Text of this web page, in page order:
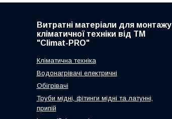
Витратні матеріали для монтажу
кліматичної техніки від ТМ
"Climat-PRO"
Кліматична техніка
Водонагрівачі електричні
Обігрівачі
Труби мідні, фітинги мідні та латунні,
припій